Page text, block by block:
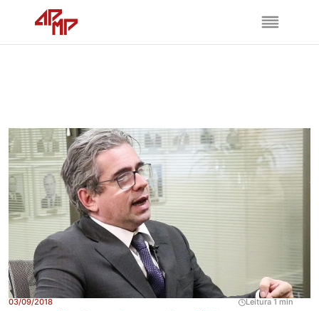
03/09/2018 Leitura 1 min